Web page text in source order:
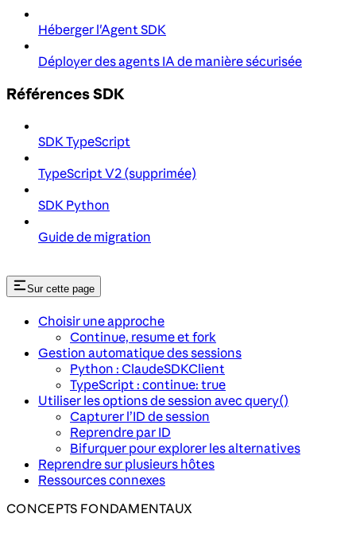
Héberger l'Agent SDK
Déployer des agents IA de manière sécurisée
Références SDK
SDK TypeScript
TypeScript V2 (supprimée)
SDK Python
Guide de migration
Sur cette page
Choisir une approche
Continue, resume et fork
Gestion automatique des sessions
Python : ClaudeSDKClient
TypeScript : continue: true
Utiliser les options de session avec query()
Capturer l’ID de session
Reprendre par ID
Bifurquer pour explorer les alternatives
Reprendre sur plusieurs hôtes
Ressources connexes
CONCEPTS FONDAMENTAUX